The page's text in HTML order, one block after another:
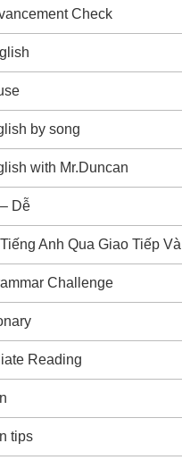
Check
by song
with Mr.Duncan
Dễ
Anh Qua Giao Tiếp
Challenge
Reading
tips